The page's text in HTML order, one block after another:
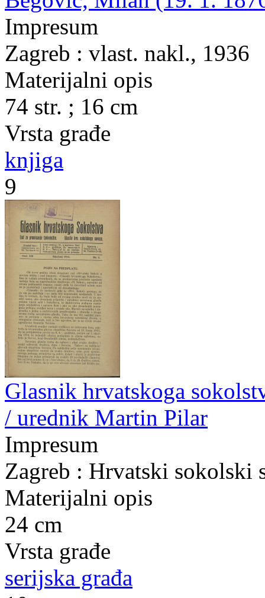
Impresum
Zagreb : vlast. nakl., 1936
Materijalni opis
74 str. ; 16 cm
Vrsta građe
knjiga
9
Glasnik hrvatskoga
/ urednik Martin Pilar
Impresum
Zagreb : Hrvatski sokolski
Materijalni opis
24 cm
Vrsta građe
serijska građa